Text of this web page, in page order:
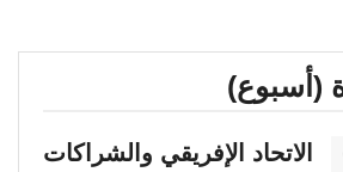
(أسبوع)
الاتحاد الإفريقي والشراكات